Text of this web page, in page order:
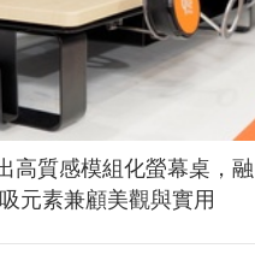
高質感模組化螢幕桌，融
元素兼顧美觀與實用